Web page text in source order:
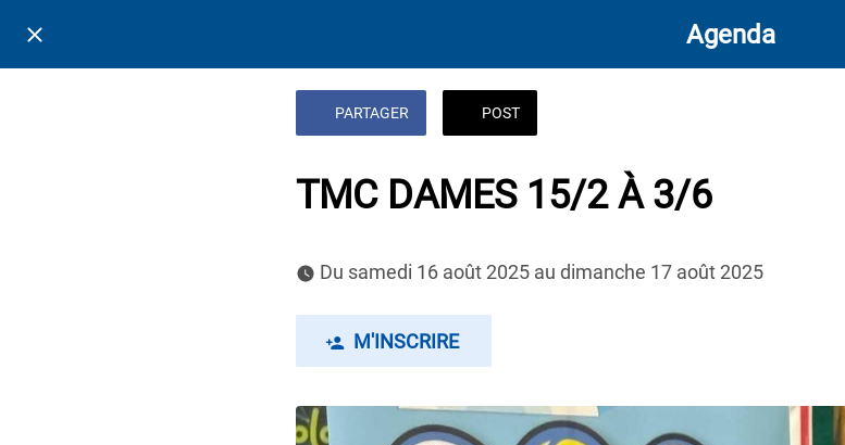
Agenda
PARTAGER POST
TMC DAMES 15/2 À 3/6
Du samedi 16 août 2025 au dimanche 17 août 2025
M'INSCRIRE